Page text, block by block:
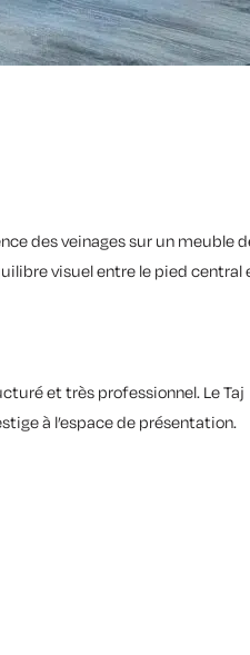
des veinages sur un meuble
visuel entre le pied central
et très professionnel. Le Taj
à l’espace de présentation.